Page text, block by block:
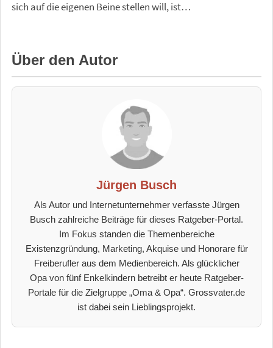
sich auf die eigenen Beine stellen will, ist…
Über den Autor
Jürgen Busch
Als Autor und Internetunternehmer verfasste Jürgen
Busch zahlreiche Beiträge für dieses Ratgeber-Portal.
Im Fokus standen die Themenbereiche
Existenzgründung, Marketing, Akquise und Honorare für
Freiberufler aus dem Medienbereich. Als glücklicher
Opa von fünf Enkelkindern betreibt er heute Ratgeber-
Portale für die Zielgruppe „Oma & Opa“. Grossvater.de
ist dabei sein Lieblingsprojekt.